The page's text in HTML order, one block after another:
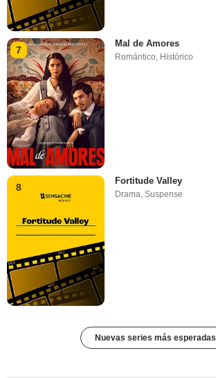
7
Mal de Amores
Romántico Histórico
8
Fortitude Valley
Drama,Suspense
Nuevas series más esperadas